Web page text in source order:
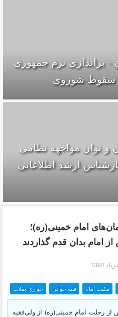
براندازی نرم جمهوری
سقوط شوروی
و توان مواجهه نظامی
ارشد اطلاعاتی
امام خمینی(ره)؛
امام بدان قدم گذاردند
مکتب امام فتنه خوانی خوارج انقلاب
از رحلت امام خمینی(ره) از ولی‌فقیه